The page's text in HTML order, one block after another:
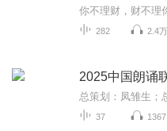
282 2.4万
2025中国朗诵
37 1367